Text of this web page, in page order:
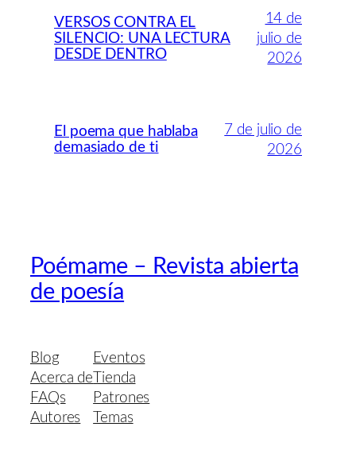
VERSOS CONTRA EL
SILENCIO: UNA LECTURA
DESDE DENTRO
14 de
julio de
2026
El poema que hablaba
demasiado de ti
7 de julio de
2026
Poémame – Revista abierta
de poesía
Blog
Acerca de
FAQs
Autores
Eventos
Tienda
Patrones
Temas